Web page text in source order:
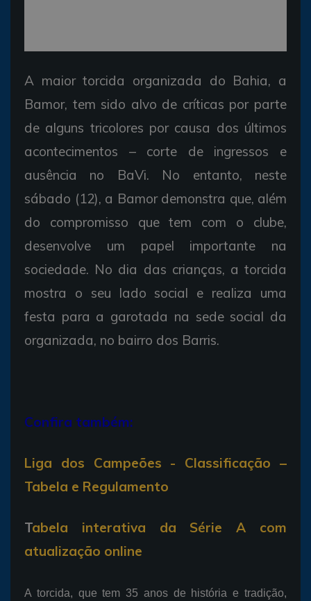
A maior torcida organizada do Bahia, a
Bamor, tem sido alvo de críticas por parte
de alguns tricolores por causa dos últimos
acontecimentos – corte de ingressos e
ausência no BaVi. No entanto, neste
sábado (12), a Bamor demonstra que, além
do compromisso que tem com o clube,
desenvolve um papel importante na
sociedade. No dia das crianças, a torcida
mostra o seu lado social e realiza uma
festa para a garotada na sede social da
organizada, no bairro dos Barris.
Confira também:
Liga dos Campeões - Classificação –
Tabela e Regulamento
Tabela interativa da Série A com
atualização online
A torcida, que tem 35 anos de história e tradição,